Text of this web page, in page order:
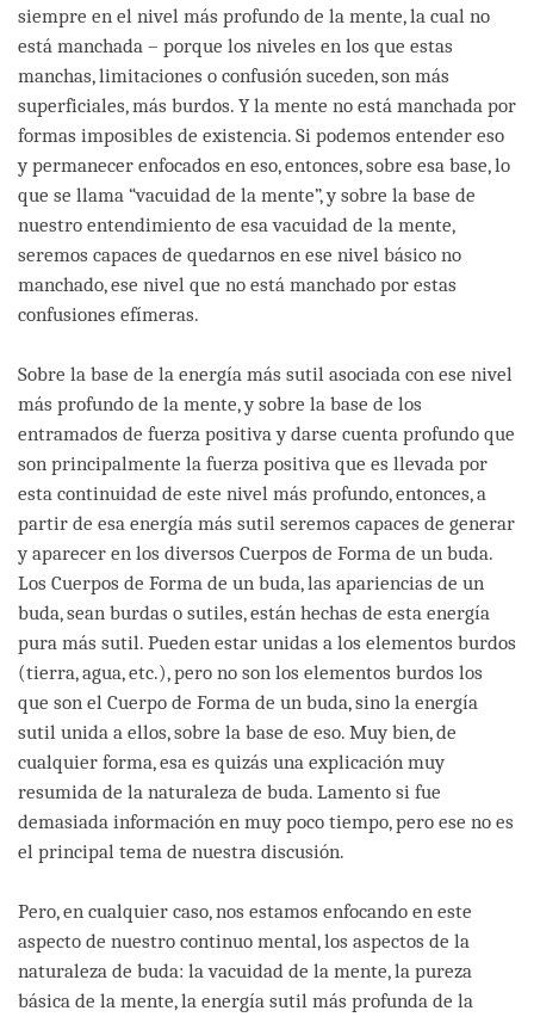
siempre en el nivel más profundo de la mente, la cual no
está manchada – porque los niveles en los que estas
manchas, limitaciones o confusión suceden, son más
superficiales, más burdos. Y la mente no está manchada por
formas imposibles de existencia. Si podemos entender eso
y permanecer enfocados en eso, entonces, sobre esa base, lo
que se llama “vacuidad de la mente”, y sobre la base de
nuestro entendimiento de esa vacuidad de la mente,
seremos capaces de quedarnos en ese nivel básico no
manchado, ese nivel que no está manchado por estas
confusiones efímeras.
Sobre la base de la energía más sutil asociada con ese nivel
más profundo de la mente, y sobre la base de los
entramados de fuerza positiva y darse cuenta profundo que
son principalmente la fuerza positiva que es llevada por
esta continuidad de este nivel más profundo, entonces, a
partir de esa energía más sutil seremos capaces de generar
y aparecer en los diversos Cuerpos de Forma de un buda.
Los Cuerpos de Forma de un buda, las apariencias de un
buda, sean burdas o sutiles, están hechas de esta energía
pura más sutil. Pueden estar unidas a los elementos burdos
(tierra, agua, etc.), pero no son los elementos burdos los
que son el Cuerpo de Forma de un buda, sino la energía
sutil unida a ellos, sobre la base de eso. Muy bien, de
cualquier forma, esa es quizás una explicación muy
resumida de la naturaleza de buda. Lamento si fue
demasiada información en muy poco tiempo, pero ese no es
el principal tema de nuestra discusión.
Pero, en cualquier caso, nos estamos enfocando en este
aspecto de nuestro continuo mental, los aspectos de la
naturaleza de buda: la vacuidad de la mente, la pureza
básica de la mente, la energía sutil más profunda de la